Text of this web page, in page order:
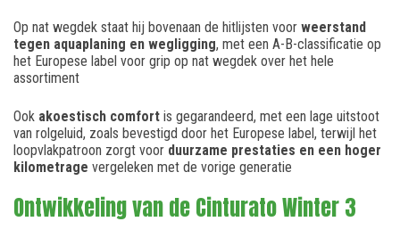
Op nat wegdek staat hij bovenaan de hitlijsten voor weerstand
tegen aquaplaning en wegligging, met een A-B-classificatie op
het Europese label voor grip op nat wegdek over het hele
assortiment
Ook akoestisch comfort is gegarandeerd, met een lage uitstoot
van rolgeluid, zoals bevestigd door het Europese label, terwijl het
loopvlakpatroon zorgt voor duurzame prestaties en een hoger
kilometrage vergeleken met de vorige generatie
Ontwikkeling van de Cinturato Winter 3